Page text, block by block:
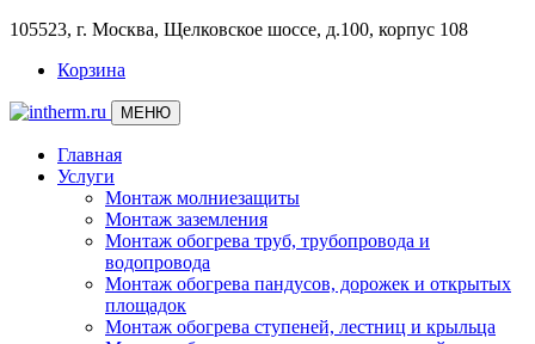
105523, г. Москва, Щелковское шоссе, д.100, корпус 108
Корзина
МЕНЮ
Главная
Услуги
Монтаж молниезащиты
Монтаж заземления
Монтаж обогрева труб, трубопровода и
водопровода
Монтаж обогрева пандусов, дорожек и открытых
площадок
Монтаж обогрева ступеней, лестниц и крыльца